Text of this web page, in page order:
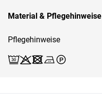
Material & Pflegehinweise
Pflegehinweise